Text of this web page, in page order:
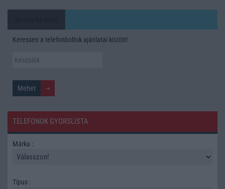
Keressen a telefonboltok ajánlatai között!
TELEFONOK GYORSLISTA
Márka :
Tipus :